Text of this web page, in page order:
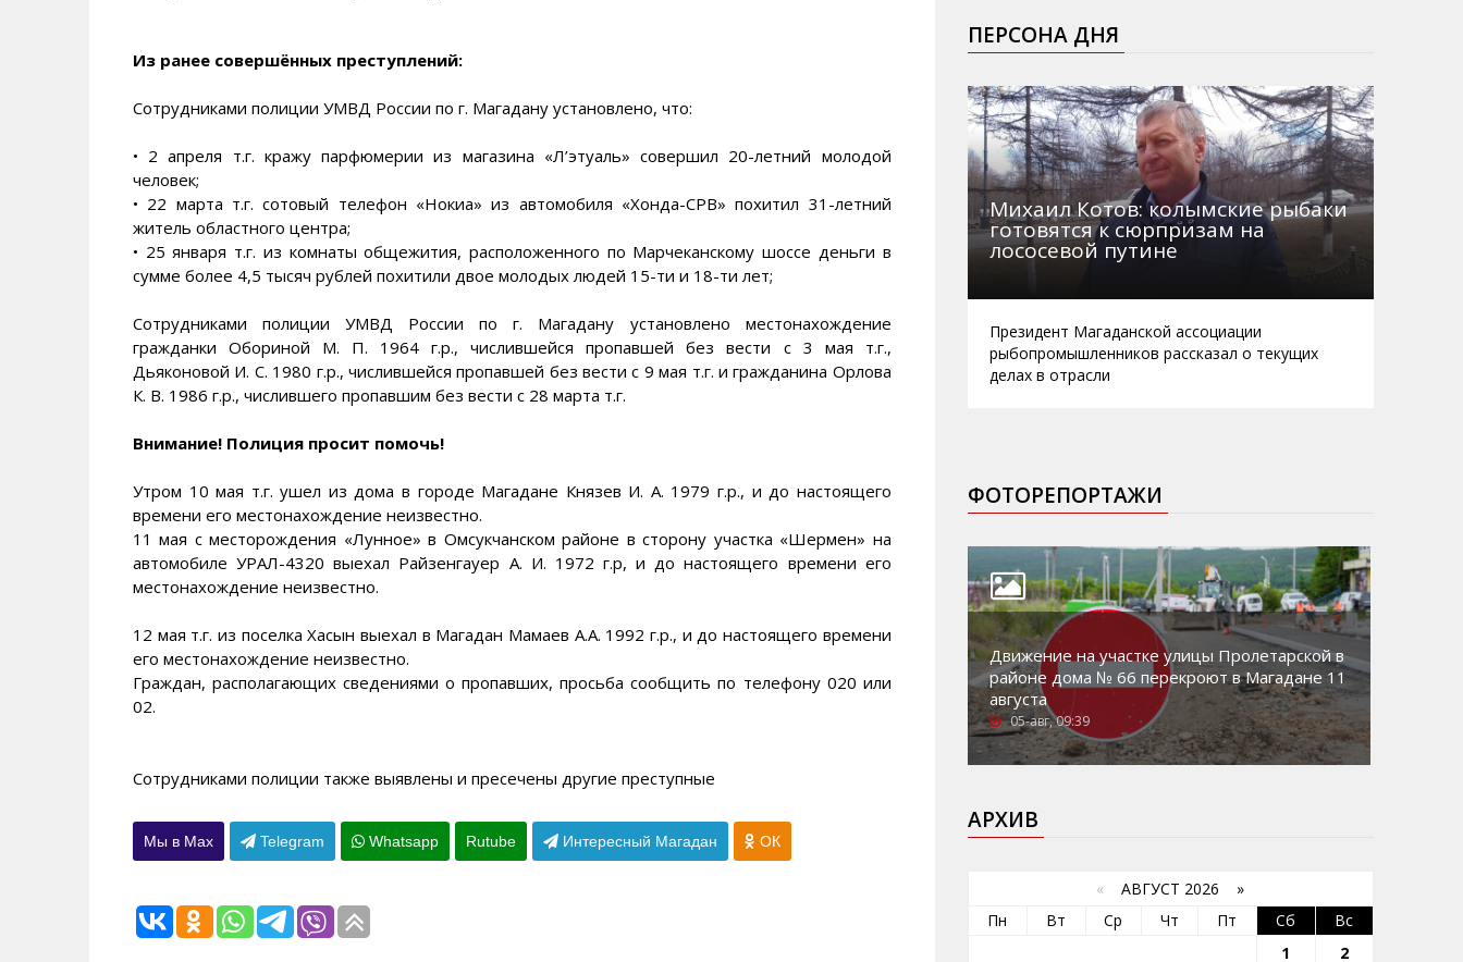
Из ранее совершённых преступлений:
Сотрудниками полиции УМВД России по г. Магадану установлено, что:
• 2 апреля т.г. кражу парфюмерии из магазина «Л’этуаль» совершил 20-летний молодой
человек;
• 22 марта т.г. сотовый телефон «Нокиа» из автомобиля «Хонда-СРВ» похитил 31-летний
житель областного центра;
• 25 января т.г. из комнаты общежития, расположенного по Марчеканскому шоссе деньги в
сумме более 4,5 тысяч рублей похитили двое молодых людей 15-ти и 18-ти лет;
Сотрудниками полиции УМВД России по г. Магадану установлено местонахождение
гражданки Обориной М. П. 1964 г.р., числившейся пропавшей без вести с 3 мая т.г.,
Дьяконовой И. С. 1980 г.р., числившейся пропавшей без вести с 9 мая т.г. и гражданина Орлова
К. В. 1986 г.р., числившего пропавшим без вести с 28 марта т.г.
Внимание! Полиция просит помочь!
Утром 10 мая т.г. ушел из дома в городе Магадане Князев И. А. 1979 г.р., и до настоящего
времени его местонахождение неизвестно.
11 мая с месторождения «Лунное» в Омсукчанском районе в сторону участка «Шермен» на
автомобиле УРАЛ-4320 выехал Райзенгауер А. И. 1972 г.р, и до настоящего времени его
местонахождение неизвестно.
12 мая т.г. из поселка Хасын выехал в Магадан Мамаев А.А. 1992 г.р., и до настоящего времени
его местонахождение неизвестно.
Граждан, располагающих сведениями о пропавших, просьба сообщить по телефону 020 или
02.
Сотрудниками полиции также выявлены и пресечены другие преступные
Мы в Max Telegram Whatsapp Rutube Интересный Магадан ОК
ПЕРСОНА ДНЯ
Михаил Котов: колымские рыбаки
готовятся к сюрпризам на
лососевой путине
Президент Магаданской ассоциации
рыбопромышленников рассказал о текущих
делах в отрасли
ФОТОРЕПОРТАЖИ
Движение на участке улицы Пролетарской в
районе дома № 66 перекроют в Магадане 11
августа
05-авг, 09:39
АРХИВ
« АВГУСТ 2026 »
Пн
Вт Ср Чт Пт Сб
Вс
1
2